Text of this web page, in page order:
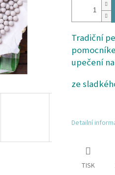
Tradiční
upečení
ze
Detailní
TISK